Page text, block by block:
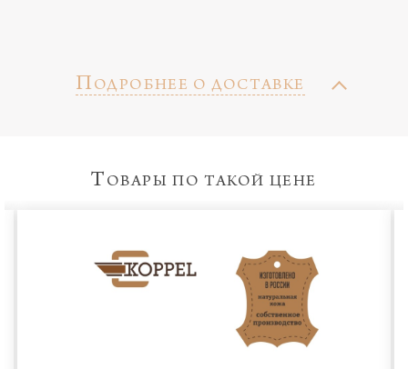
П ОДРОБНЕЕ О ДОСТАВКЕ
Т ОВАРЫ ПО ТАКОЙ ЦЕНЕ